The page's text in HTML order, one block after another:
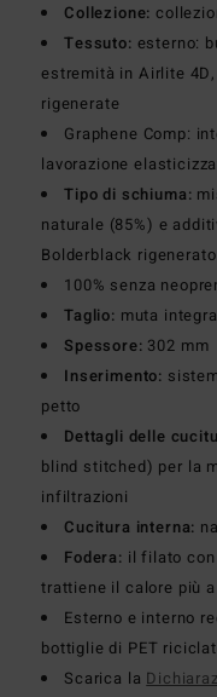
Collezione:
Tessuto: esterno:
estremità in Airlite
rigenerate
Graphene Comp:
lavorazione
Tipo di schiuma:
naturale (85%) e
Bolderblack
100% senza
Taglio: muta
Spessore: 302 mm
Inserimento:
petto
Dettagli delle
blind stitched) per la
infiltrazioni
Cucitura interna:
Fodera: il filato
trattiene il calore più
Esterno e interno
bottiglie di PET
Scarica la